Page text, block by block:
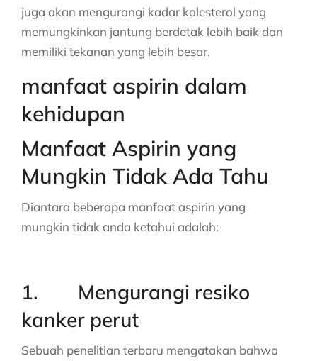
juga akan mengurangi kadar kolesterol yang
memungkinkan jantung berdetak lebih baik dan
memiliki tekanan yang lebih besar.
manfaat aspirin dalam
kehidupan
Manfaat Aspirin yang
Mungkin Tidak Ada Tahu
Diantara beberapa manfaat aspirin yang
mungkin tidak anda ketahui adalah:
1. Mengurangi resiko
kanker perut
Sebuah penelitian terbaru mengatakan bahwa